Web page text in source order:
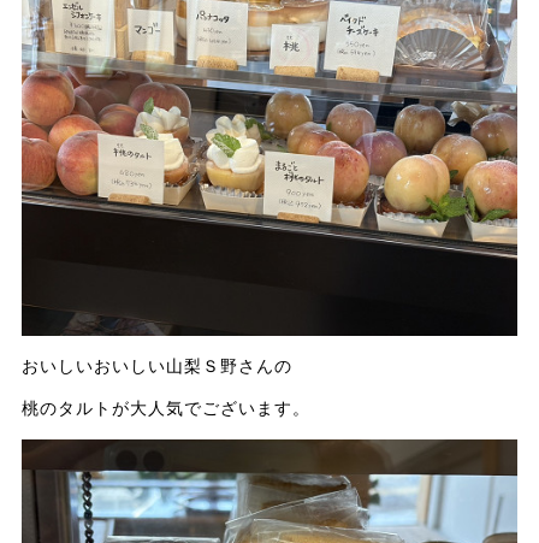
おいしいおいしい山梨Ｓ野さんの
桃のタルトが大人気でございます。